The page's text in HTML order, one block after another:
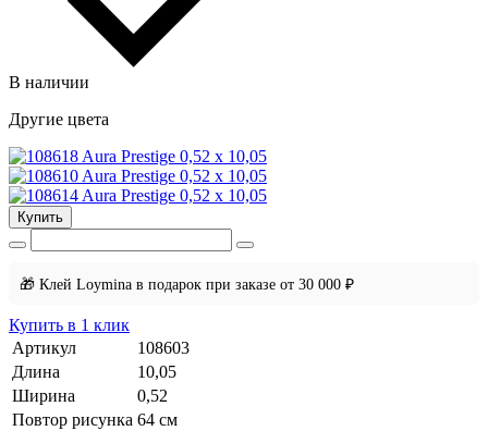
В наличии
Другие цвета
Купить
🎁 Клей Loymina в подарок при заказе от 30 000 ₽
Купить в 1 клик
Артикул
108603
Длина
10,05
Ширина
0,52
Повтор рисунка 64 cм